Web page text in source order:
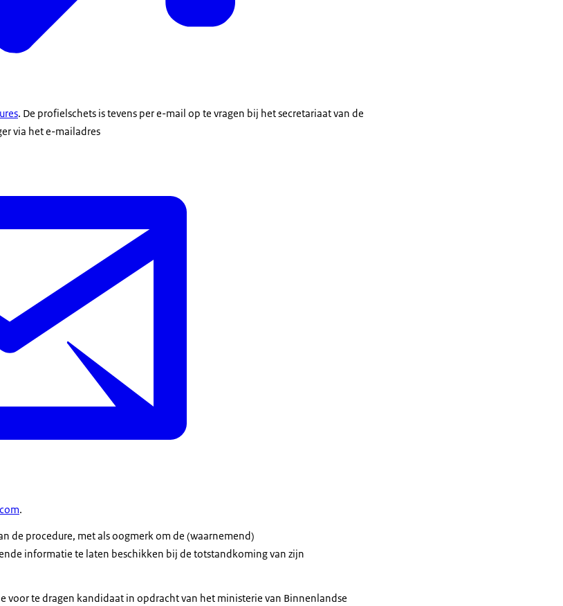
. De profielschets is tevens per e-mail op te vragen bij het secretariaat van de
via het e-mailadres
.
de procedure, met als oogmerk om de (waarnemend)
informatie te laten beschikken bij de totstandkoming van zijn
voor te dragen kandidaat in opdracht van het ministerie van Binnenlandse